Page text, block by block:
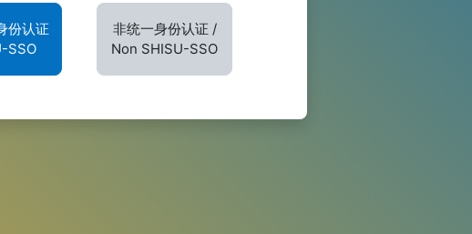
份认证
SSO
非统一身份认证 /
Non SHISU-SSO